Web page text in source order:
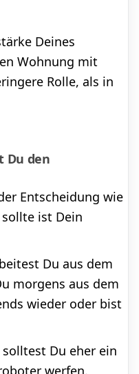
Deines
Wohnung mit
Rolle, als in
Du den
Entscheidung wie
ist Dein
Du aus dem
morgens aus dem
wieder oder bist
Du eher ein
werfen.